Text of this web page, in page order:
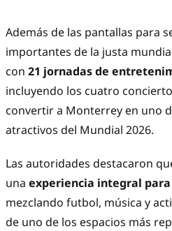
Además de las pantallas para
importantes de la justa
con 21 jornadas de
incluyendo los cuatro
convertir a Monterrey en uno
atractivos del Mundial 2026.
Las autoridades destacaron
una experiencia integral
mezclando futbol, música y
de uno de los espacios más